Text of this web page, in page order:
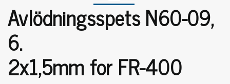
Avlödningsspets N60-09,
6.
2x1,5mm for FR-400